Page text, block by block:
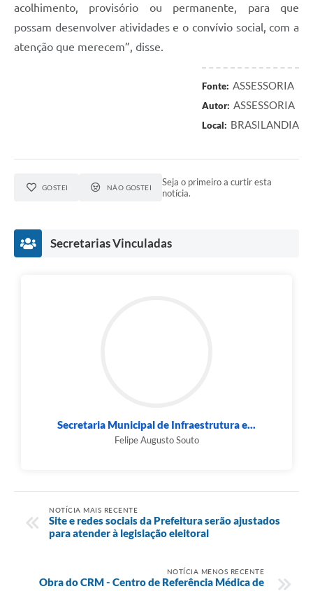
acolhimento, provisório ou permanente, para que
possam desenvolver atividades e o convívio social, com a
atenção que merecem”, disse.
Fonte: ASSESSORIA
Autor: ASSESSORIA
Local: BRASILANDIA
GOSTEI NÃO GOSTEI
Seja o primeiro a curtir esta
notícia.
Secretarias Vinculadas
Secretaria Municipal de Infraestrutura e...
Felipe Augusto Souto
NOTÍCIA MAIS RECENTE
Site e redes sociais da Prefeitura serão ajustados
para atender à legislação eleitoral
NOTÍCIA MENOS RECENTE
Obra do CRM - Centro de Referência Médica de